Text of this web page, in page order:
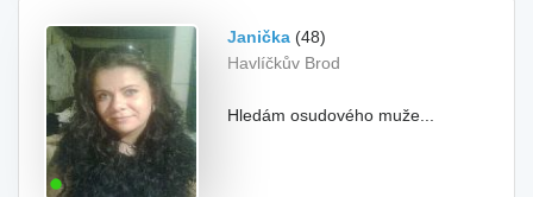
Janička (48)
Havlíčkův Brod
Hledám osudového muže...